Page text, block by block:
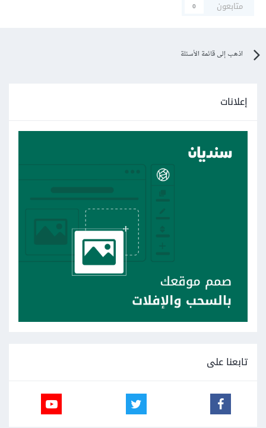
متابعون
0
اذهب إلى قائمة الأسئلة
إعلانات
تابعنا على